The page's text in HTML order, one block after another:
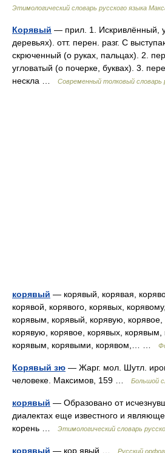
Этимологический словарь русского языка
Корявый — прил. 1. Искривлённый,
деревьях). отт. перен. разг. С
скрюченный (о руках, пальцах). 2.
угловатый (о почерке, буквах). 3.
нескла …
Современный толковый словарь
корявый — корявый, корявая,
корявой, корявого, корявых,
корявым, корявый, корявую, корявое,
корявую, корявое, корявых, корявым,
корявым, корявыми, корявом,… …
Корявый зю — Жарг. мол. Шутл.
человеке. Максимов, 159 …
Большой
корявый — Образовано от
диалектах еще известного и
корень …
Этимологический словарь
корявый — кор явый … Русский